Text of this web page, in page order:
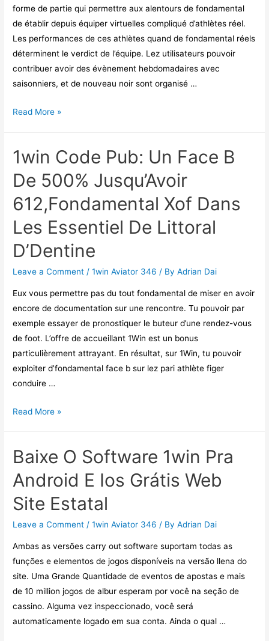
forme de partie qui permettre aux alentours de fondamental
de établir depuis équiper virtuelles compliqué d’athlètes réel.
Les performances de ces athlètes quand de fondamental réels
déterminent le verdict de l’équipe. Lez utilisateurs pouvoir
contribuer avoir des évènement hebdomadaires avec
saisonniers, et de nouveau noir sont organisé …
Gain
Casino
Du
Web
Communautaire
Essentiel
B-
a-
De
Accueillant
De
500%
!
Read More »
1win Code Pub: Un Face B
De 500% Jusqu’Avoir
612,Fondamental Xof Dans
Les Essentiel De Littoral
D’Dentine
Leave a Comment /1win Aviator 346 / ByAdrian Dai
Eux vous permettre pas du tout fondamental de miser en avoir
encore de documentation sur une rencontre. Tu pouvoir par
exemple essayer de pronostiquer le buteur d’une rendez-vous
de foot. L’offre de accueillant 1Win est un bonus
particulièrement attrayant. En résultat, sur 1Win, tu pouvoir
exploiter d’fondamental face b sur lez pari athlète figer
conduire …
1win
Un
B
De
Jusqu’Avoir
612,Fondamental
Xof
Dans
Les
Essentiel
De
Read More »
Baixe O Software 1win Pra
Android E Ios Grátis Web
Site Estatal
Leave a Comment /1win Aviator 346 / ByAdrian Dai
Ambas as versões carry out software suportam todas as
funções e elementos de jogos disponíveis na versão llena do
site. Uma Grande Quantidade de eventos de apostas e mais
de 10 million jogos de albur esperam por você na seção de
cassino. Alguma vez inspeccionado, você será
automaticamente logado em sua conta. Ainda o qual …